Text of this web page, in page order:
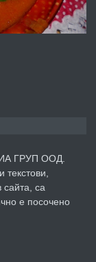
под наем в кв.
преди 3 дни
Хасково кв.
ГРУП ООД.
са
е посочено